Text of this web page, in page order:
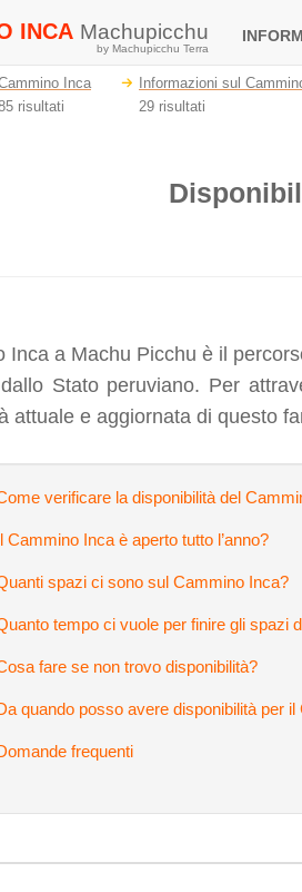
INCA Machupicchu
by Machupicchu Terra
Inca
risultati
Informazioni sul
29 risultati
Inca a Machu Picchu è il
Stato peruviano. Per
attuale e aggiornata di questo
verificare la disponibilità del
Il Cammino Inca è aperto tutto l’anno?
spazi ci sono sul Cammino Inca?
tempo ci vuole per finire gli spazi
fare se non trovo disponibilità?
quando posso avere disponibilità per
frequenti